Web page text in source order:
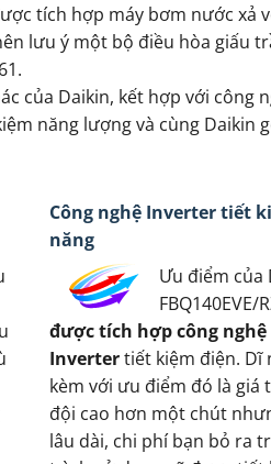
tích hợp máy bơm nước xả
lưu ý một bộ điều hòa giấu
của Daikin, kết hợp với công
năng lượng và cùng Daikin
Công nghệ Inverter tiết
năng
Ưu điểm của
FBQ140EVE/
được tích hợp công
Invertertiết kiệm điện. Dĩ
kèm với ưu điểm đó là giá
đội cao hơn một chút
lâu dài, chi phí bạn bỏ ra